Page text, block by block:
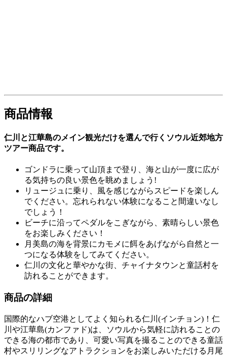
商品情報
仁川と江華島のメイン観光だけを選んで行くソウル近郊地方
ツアー商品です。
ゴンドラに乗って山頂まで登り、海と山が一度に広が
る気持ちの良い景色を眺めましょう!
リュージュに乗り、風を感じながらスピードを楽しん
でください。忘れられない体験になること間違いなし
でしょう！
ビーチに沿ってペダルをこぎながら、素晴らしい景色
をお楽しみください！
月美島の海を背景にカモメに餌をあげながら自然と一
つになる体験をしてみてください。
仁川の文化と華やかな街、チャイナタウンと童話村を
訪れることができます。
商品の詳細
国際的なハブ空港としてよく知られる仁川(インチョン)！仁
川や江華島(カンファド)は、ソウルから気軽に訪れることの
できる海の都市であり、可愛い写真を撮ることのできる童話
村やスリリングなアトラクションをお楽しみいただける月尾